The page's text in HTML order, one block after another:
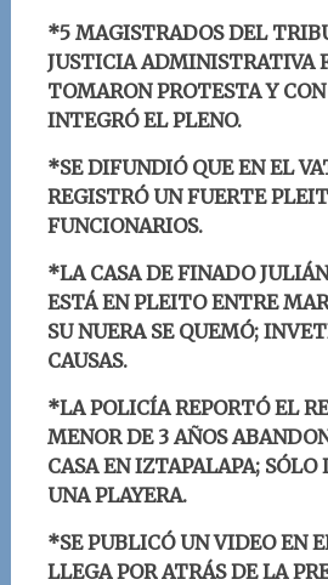
*5 MAGISTRADOS DEL
JUSTICIA ADMINISTRATIVA
TOMARON PROTESTA Y
INTEGRÓ EL PLENO.
*SE DIFUNDIÓ QUE EN EL
REGISTRÓ UN FUERTE
FUNCIONARIOS.
*LA CASA DE FINADO
ESTÁ EN PLEITO ENTRE
SU NUERA SE QUEMÓ;
CAUSAS.
*LA POLICÍA REPORTÓ EL
MENOR DE 3 AÑOS
CASA EN IZTAPALAPA; SÓLO
UNA PLAYERA.
*SE PUBLICÓ UN VIDEO EN
LLEGA POR ATRÁS DE LA